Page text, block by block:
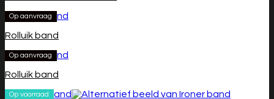
Op aanvraag
Rolluik band
Op aanvraag
Rolluik band
Op voorraad